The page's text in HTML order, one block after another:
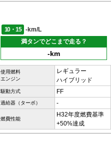
10・15
-km/L
満タンでどこまで走る？
-km
使用燃料
エンジン
レギュラー
ハイブリッド
駆動方式 FF
過給器（ターボ） -
燃費性能
H32年度燃費基準
+50%達成